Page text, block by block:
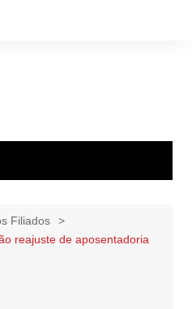
Filiados
reajuste de aposentadoria